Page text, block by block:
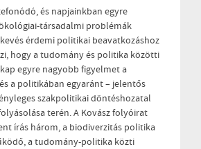
és napjainkban egyre
társadalmi problémák
érdemi politikai beavatkozáshoz
hogy a tudomány és politika közötti
egyre nagyobb figyelmet a
a politikában egyaránt – jelentős
szakpolitikai döntéshozatal
terén. A Kovász folyóirat
írás három, a biodiverzitás politika
a tudomány-politika közti